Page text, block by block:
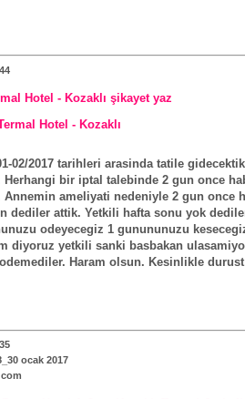
Hotel - Kozaklı şikayet yaz
Hotel - Kozaklı
02/2017 tarihleri arasinda tatile
Herhangi bir iptal talebinde 2 gun once
Annemin ameliyati nedeniyle 2 gun once
dediler attik. Yetkili hafta sonu yok
odeyecegiz 1 gunununuzu
diyoruz yetkili sanki basbakan
Haram olsun. Kesinlikle
ocak 2017